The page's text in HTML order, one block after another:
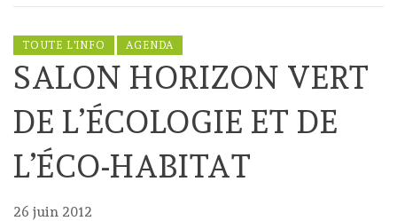
TOUTE L'INFO AGENDA
SALON HORIZON VERT
DE L’ÉCOLOGIE ET DE
L’ÉCO-HABITAT
26 juin 2012